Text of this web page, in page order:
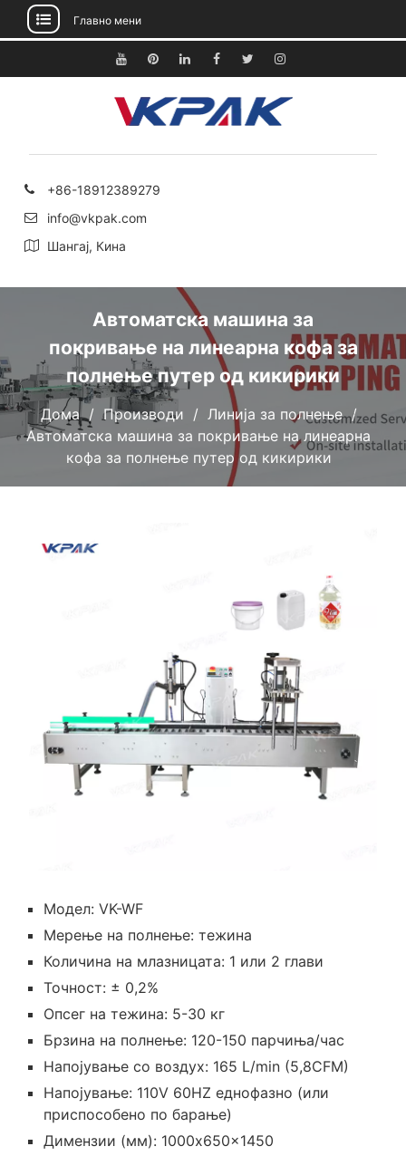
до
Главно мени
YouTubePinterestЛинкедин
ФејсбукТвитерИнстаграм
+86-18912389279
info@vkpak.com
Шангај, Кина
Автоматска машина за
покривање на линеарна кофа за
полнење путер од кикирики
Дома Производи
Линија за полнење
Автоматска машина за покривање на линеарна
кофа за полнење путер од кикирики
Модел: VK-WF
Мерење на полнење: тежина
Количина на млазницата: 1 или 2 глави
Точност: ± 0,2%
Опсег на тежина: 5-30 кг
Брзина на полнење: 120-150 парчиња/час
Напојување со воздух: 165 L/min (5,8CFM)
Напојување: 110V 60HZ еднофазно (или
приспособено по барање)
Димензии (мм): 1000x650x1450